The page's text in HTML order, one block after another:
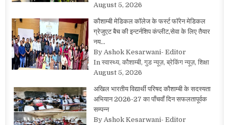
August 5, 2026
कौशाम्बी मेडिकल कॉलेज के फर्स्ट फॉरेन मेडिकल
ग्रेजुएट बैच की इन्टर्नशिप कंप्लीट,सेवा के लिए तैयार
नय…
By Ashok Kesarwani- Editor
In स्वास्थ्य, कौशाम्बी, गुड न्यूज़, ब्रेकिंग न्यूज़, शिक्षा
August 5, 2026
अखिल भारतीय विद्यार्थी परिषद कौशाम्बी के सदस्यता
अभियान 2026-27 का पाँचवाँ दिन सफलतापूर्वक
सम्पन्न
By Ashok Kesarwani- Editor